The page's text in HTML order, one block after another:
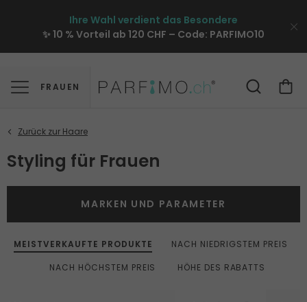
Ihre Wahl verdient das Besondere
✨ 10 % Vorteil ab 120 CHF – Code: PARFIMO10
FRAUEN
Styling für Frauen
MEISTVERKAUFTE PRODUKTE
NACH NIEDRIGSTEM PREIS
NACH HÖCHSTEM PREIS
HÖHE DES RABATTS
MARKEN UND PARAMETER